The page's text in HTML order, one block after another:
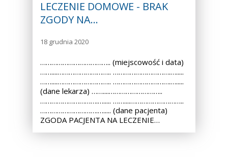
LECZENIE DOMOWE - BRAK
ZGODY NA…
18 grudnia 2020
……………………………….. (miejscowość i data)
……....……………………….. ………………………….….....
……....……………………….. ………………………….….....
(dane lekarza) ……....………………………..
………………………….…..... ……....………………………..
………………………….…..... (dane pacjenta)
ZGODA PACJENTA NA LECZENIE…